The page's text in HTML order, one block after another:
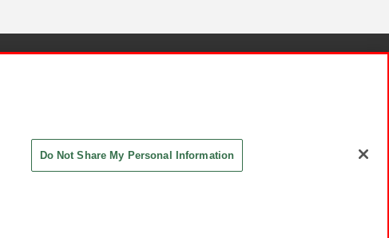
Do Not Share My Personal Information